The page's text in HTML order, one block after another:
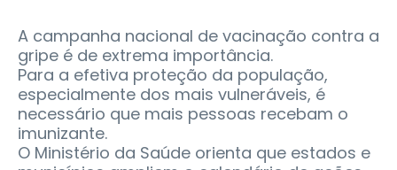
A campanha nacional de vacinação contra a
gripe é de extrema importância.
Para a efetiva proteção da população,
especialmente dos mais vulneráveis, é
necessário que mais pessoas recebam o
imunizante.
O Ministério da Saúde orienta que estados e